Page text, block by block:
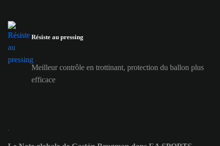
Résiste au pressing
Meilleur contrôle en trottinant, protection du ballon plus
efficace